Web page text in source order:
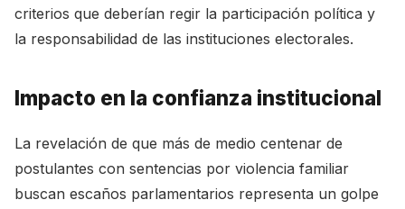
criterios que deberían regir la participación política y
la responsabilidad de las instituciones electorales.
Impacto en la confianza institucional
La revelación de que más de medio centenar de
postulantes con sentencias por violencia familiar
buscan escaños parlamentarios representa un golpe